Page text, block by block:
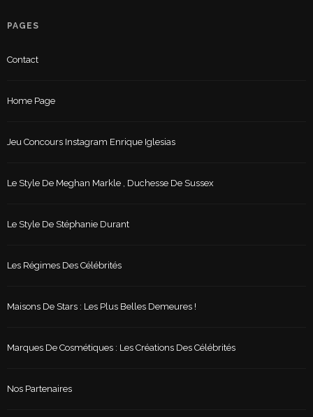
PAGES
Contact
Home Page
Jeu Concours Instagram Enrique Iglesias
Le Style De Meghan Markle , Duchesse De Sussex
Le Style De Stéphanie Durant
Les Régimes Des Célébrités
Maisons De Stars : Les Plus Belles Demeures !
Marques De Cosmétiques : Les Créations Des Célébrités
Nos Partenaires